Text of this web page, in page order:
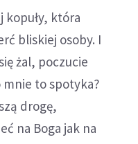
kopuły, która
bliskiej osoby. I
żal, poczucie
mnie to spotyka?
drogę,
na Boga jak na